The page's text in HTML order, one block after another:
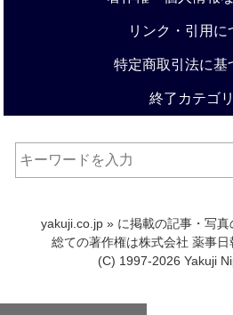
リンク・引用に
特定商取引法に基
終了カテゴ
yakuji.co.jp » に掲載の記事・写
総ての著作権は株式会社 薬事日
(C) 1997-2026 Yakuji